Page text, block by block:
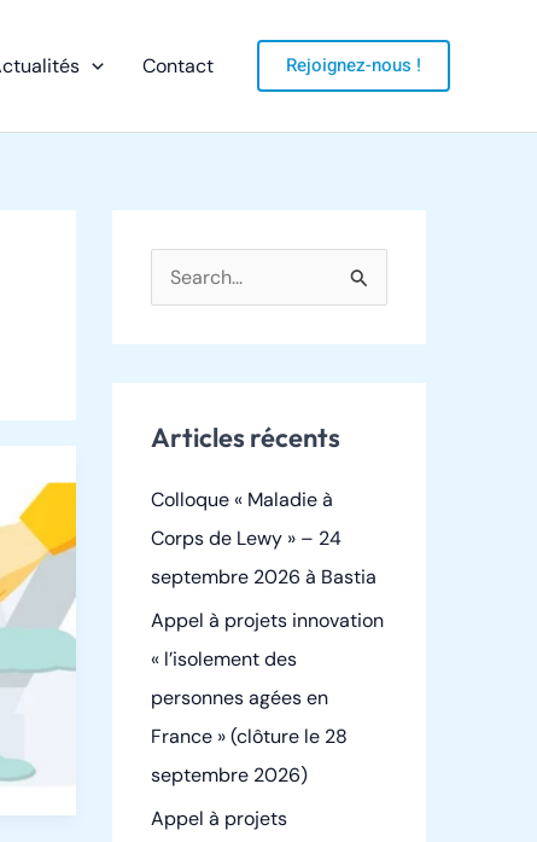
Contact Rejoignez-nous !
e
c
h
e
r
:
Articles récents
Colloque « Maladie à
Corps de Lewy » – 24
septembre 2026 à Bastia
Appel à projets innovation
« l’isolement des
personnes agées en
France » (clôture le 28
septembre 2026)
Appel à projets